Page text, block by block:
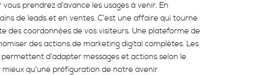
prendrez d’avance les usages à venir. En
de leads et en ventes. C’est une affaire qui tourne
des coordonnées de vos visiteurs. Une plateforme de
des actions de marketing digital complètes. Les
d’adapter messages et actions selon le
qu’une préfiguration de notre avenir